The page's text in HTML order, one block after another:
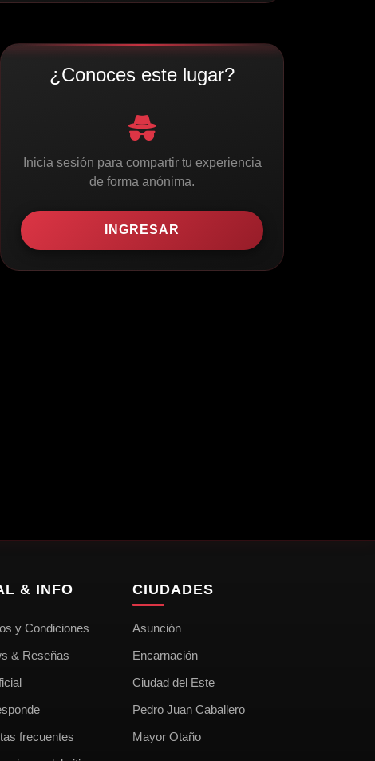
¿Conoces este lugar?
Inicia sesión para compartir tu experiencia
de forma anónima.
INGRESAR
LUQUE VILLA ELISA
& INFO
y Condiciones
& Reseñas
frecuentes
CIUDADES
Asunción
Encarnación
Ciudad del Este
Pedro Juan Caballero
Mayor Otaño